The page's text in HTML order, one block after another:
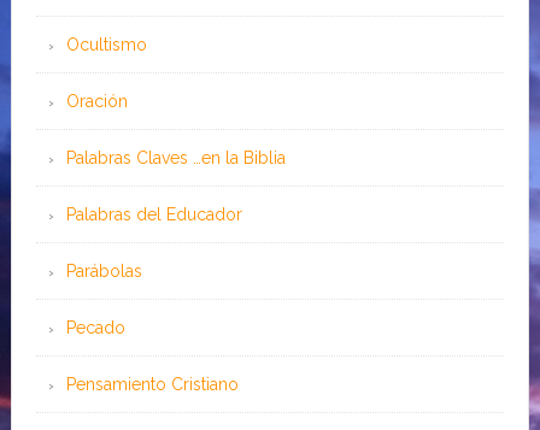
Ocultismo
Oración
Palabras Claves …en la Biblia
Palabras del Educador
Parábolas
Pecado
Pensamiento Cristiano